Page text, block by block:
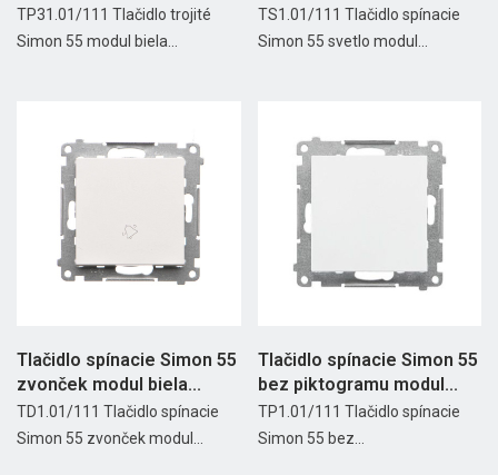
TP31.01/111 Tlačidlo trojité
Simon 55 modul biela...
TS1.01/111 Tlačidlo spínacie
Simon 55 svetlo modul...
Tlačidlo spínacie Simon 55
zvonček modul biela...
TD1.01/111 Tlačidlo spínacie
Simon 55 zvonček modul...
Tlačidlo spínacie Simon 55
bez piktogramu modul...
TP1.01/111 Tlačidlo spínacie
Simon 55 bez...